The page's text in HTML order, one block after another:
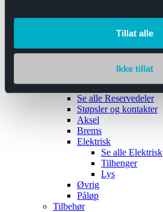
Tillat alle
Ikke tillat
Båthengere
Reservedeler
Se alle Reservedeler
Støpsler og kontakter
Aksel
Brems
Elektrisk
Se alle Elektrisk
Tilhenger
Lys
Øvrig
Påløp
Tilbehør